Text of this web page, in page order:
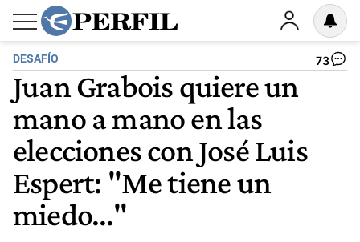
DESAFÍO 73
Juan Grabois quiere un
mano a mano en las
elecciones con José Luis
Espert: "Me tiene un
miedo..."